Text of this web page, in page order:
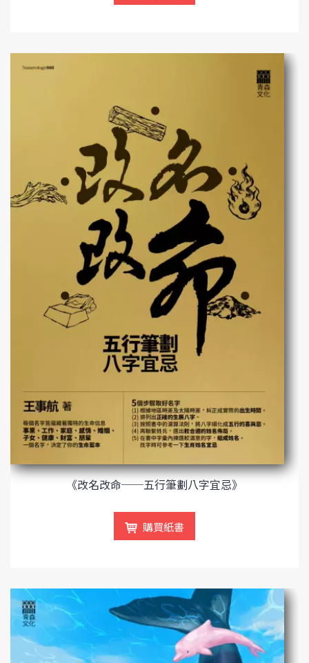
《改名改命──五行筆劃八字宜忌》
購買紙書